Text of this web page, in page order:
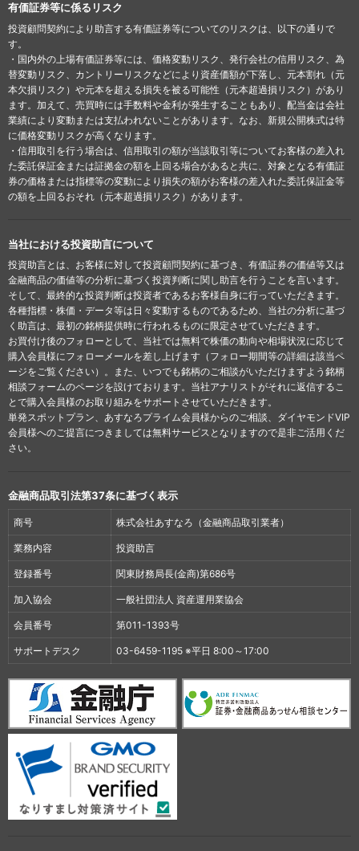
有価証券等に係るリスク
投資顧問契約により助言する有価証券等についてのリスクは、以下の通りで
す。
・国内外の上場有価証券等には、価格変動リスク、発行会社の信用リスク、為
替変動リスク、カントリーリスクなどにより資産価額が下落し、元本割れ（元
本欠損リスク）や元本を超える損失を被る可能性（元本超過損リスク）があり
ます。加えて、売買時には手数料や金利が発生することもあり、配当金は会社
業績により変動または支払われないことがあります。なお、新規公開株式は特
に価格変動リスクが高くなります。
・信用取引を行う場合は、信用取引の額が当該取引等についてお客様の差入れ
た委託保証金または証拠金の額を上回る場合があると共に、対象となる有価証
券の価格または指標等の変動により損失の額がお客様の差入れた委託保証金等
の額を上回るおそれ（元本超過損リスク）があります。
当社における投資助言について
投資助言とは、お客様に対して投資顧問契約に基づき、有価証券の価値等又は
金融商品の価値等の分析に基づく投資判断に関し助言を行うことを言います。
そして、最終的な投資判断は投資者であるお客様自身に行っていただきます。
各種指標・株価・データ等は日々変動するものであるため、当社の分析に基づ
く助言は、最初の銘柄提供時に行われるものに限定させていただきます。
お買付け後のフォローとして、当社では無料で株価の動向や相場状況に応じて
購入会員様にフォローメールを差し上げます（フォロー期間等の詳細は該当ペ
ージをご覧ください）。また、いつでも銘柄のご相談がいただけますよう銘柄
相談フォームのページを設けております。当社アナリストがそれに返信するこ
とで購入会員様のお取り組みをサポートさせていただきます。
単発スポットプラン、あすなろプライム会員様からのご相談、ダイヤモンドVIP
会員様へのご提言につきましては無料サービスとなりますので是非ご活用くだ
さい。
金融商品取引法第37条に基づく表示
商号 株式会社あすなろ（金融商品取引業者）
業務内容 投資助言
登録番号 関東財務局長(金商)第686号
加入協会 一般社団法人 資産運用業協会
会員番号 第011-1393号
サポートデスク 03-6459-1195 ※平日 8:00～17:00